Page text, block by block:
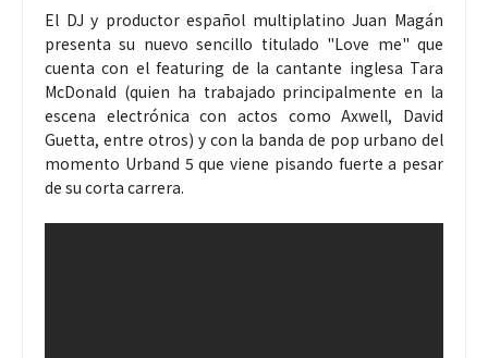
El DJ y productor español multiplatino Juan Magán
presenta su nuevo sencillo titulado "Love me" que
cuenta con el featuring de la cantante inglesa Tara
McDonald (quien ha trabajado principalmente en la
escena electrónica con actos como Axwell, David
Guetta, entre otros) y con la banda de pop urbano del
momento Urband 5 que viene pisando fuerte a pesar
de su corta carrera.